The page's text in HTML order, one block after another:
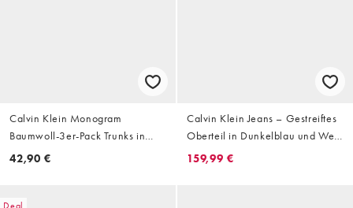
Calvin Klein Monogram
Baumwoll-3er-Pack Trunks in
Schwarz/Muster/Grau
42,90 €
Calvin Klein Jeans – Gestreiftes
Oberteil in Dunkelblau und Weiß
mit Monogramm-Muster und
159,99 €